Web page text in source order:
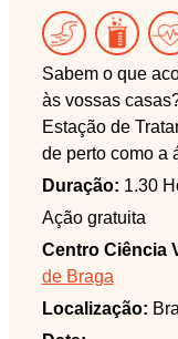
Sabem o que
às vossas
Estação de
de perto como a
passo, para
abastecimento
Esta é uma
que mostra o
no nosso dia a
Participem e
Duração: 1.30
Ação gratuita
Centro Ciência
de Braga
Localização: